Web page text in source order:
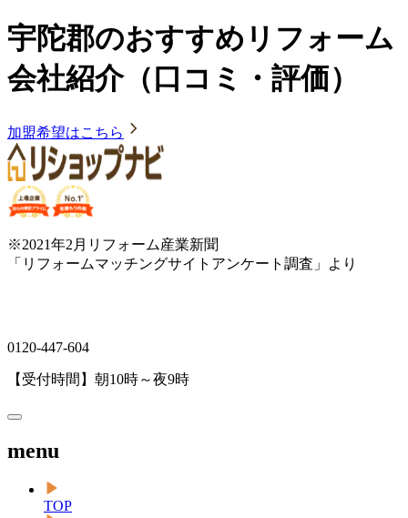
宇陀郡のおすすめリフォーム
会社紹介（口コミ・評価）
加盟希望はこちら
※2021年2月リフォーム産業新聞
「リフォームマッチングサイトアンケート調査」より
0120-447-604
【受付時間】朝10時～夜9時
menu
TOP